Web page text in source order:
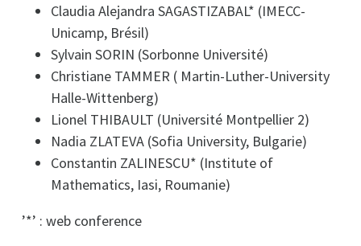
Claudia Alejandra SAGASTIZABAL* (IMECC-
Unicamp, Brésil)
Sylvain SORIN (Sorbonne Université)
Christiane TAMMER ( Martin-Luther-University
Halle-Wittenberg)
Lionel THIBAULT (Université Montpellier 2)
Nadia ZLATEVA (Sofia University, Bulgarie)
Constantin ZALINESCU* (Institute of
Mathematics, Iasi, Roumanie)
’*’ : web conference